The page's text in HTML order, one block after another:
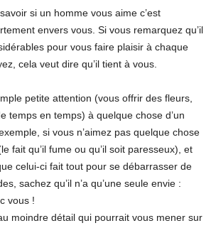
si un homme vous aime c’est
envers vous. Si vous remarquez qu’il
pour vous faire plaisir à chaque
cela veut dire qu’il tient à vous.
petite attention (vous offrir des fleurs,
temps en temps) à quelque chose d’un
si vous n’aimez pas quelque chose
fait qu’il fume ou qu’il soit paresseux), et
celui-ci fait tout pour se débarrasser de
sachez qu’il n’a qu’une seule envie :
vous !
moindre détail qui pourrait vous mener sur